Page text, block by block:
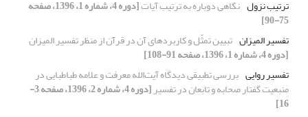
ترتیب نزول نگاهی دوباره به ترتیب آیات [دوره 4، شماره 1، 1396، صفحه
75-90]
تفسیر المیزان تبیین تمثّل و کاربردهای آن در قرآن از منظر تفسیر المیزان
[دوره 4، شماره 1، 1396، صفحه 91-108]
تفسیر روایی بررسی تطبیقی دیدگاه آیت‌الله معرفت و علامه طباطبایی در
منبعیت گفتار صحابه و تابعان در تفسیر [دوره 4، شماره 2، 1396، صفحه 3-
16]